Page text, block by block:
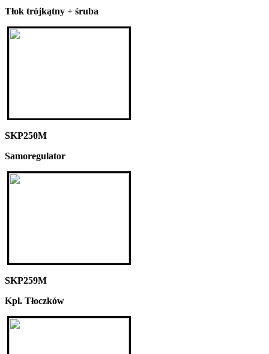
Tłok trójkątny + śruba
SKP250M
Samoregulator
SKP259M
Kpl. Tłoczków